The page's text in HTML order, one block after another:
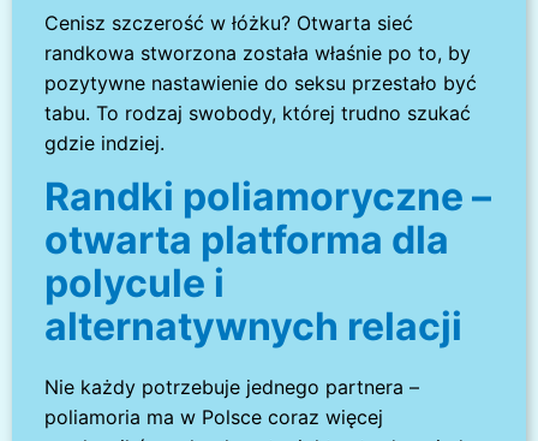
Cenisz szczerość w łóżku? Otwarta sieć
randkowa stworzona została właśnie po to, by
pozytywne nastawienie do seksu przestało być
tabu. To rodzaj swobody, której trudno szukać
gdzie indziej.
Randki poliamoryczne –
otwarta platforma dla
polycule i
alternatywnych relacji
Nie każdy potrzebuje jednego partnera –
poliamoria ma w Polsce coraz więcej